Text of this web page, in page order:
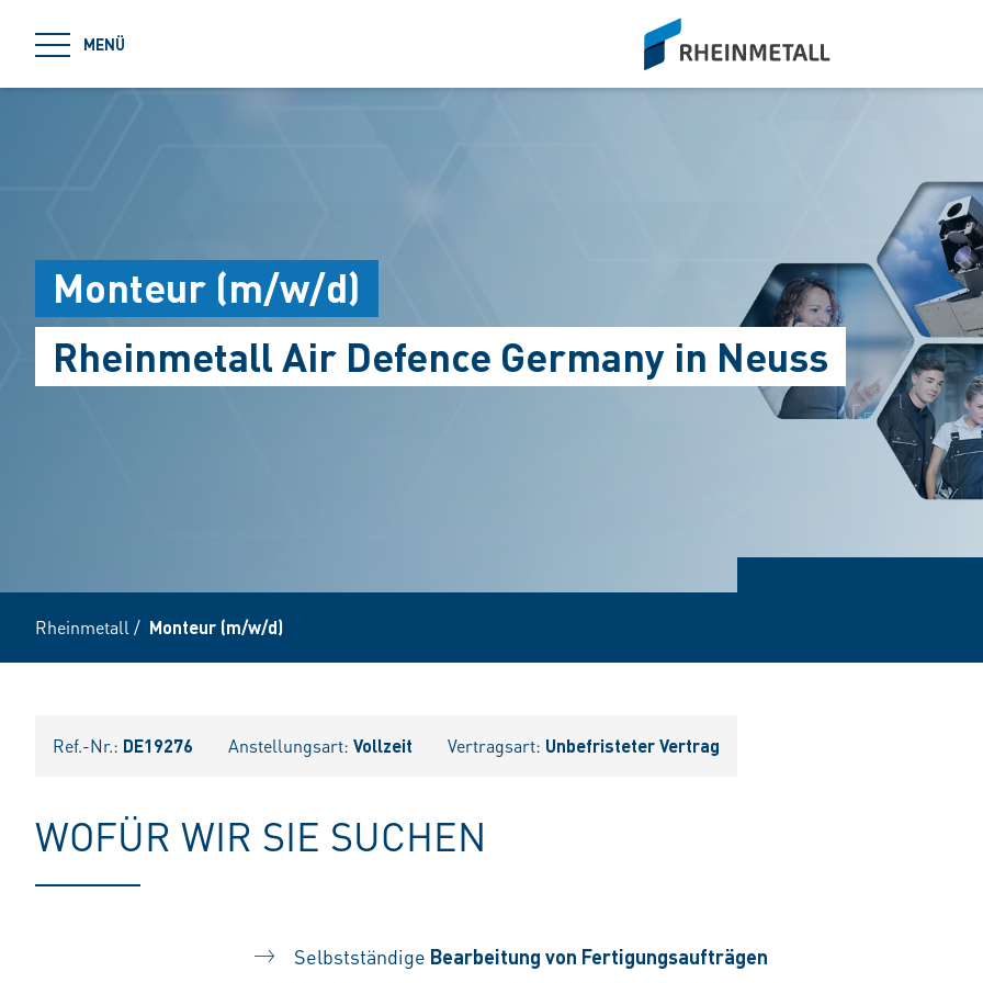
MENÜ
siteLogo
Monteur (m/w/d)
Rheinmetall Air Defence Germany in Neuss
Rheinmetall / Monteur (m/w/d)
Ref.-Nr.: DE19276 Anstellungsart: Vollzeit Vertragsart: Unbefristeter Vertrag
WOFÜR WIR SIE SUCHEN
Selbstständige Bearbeitung von Fertigungsaufträgen